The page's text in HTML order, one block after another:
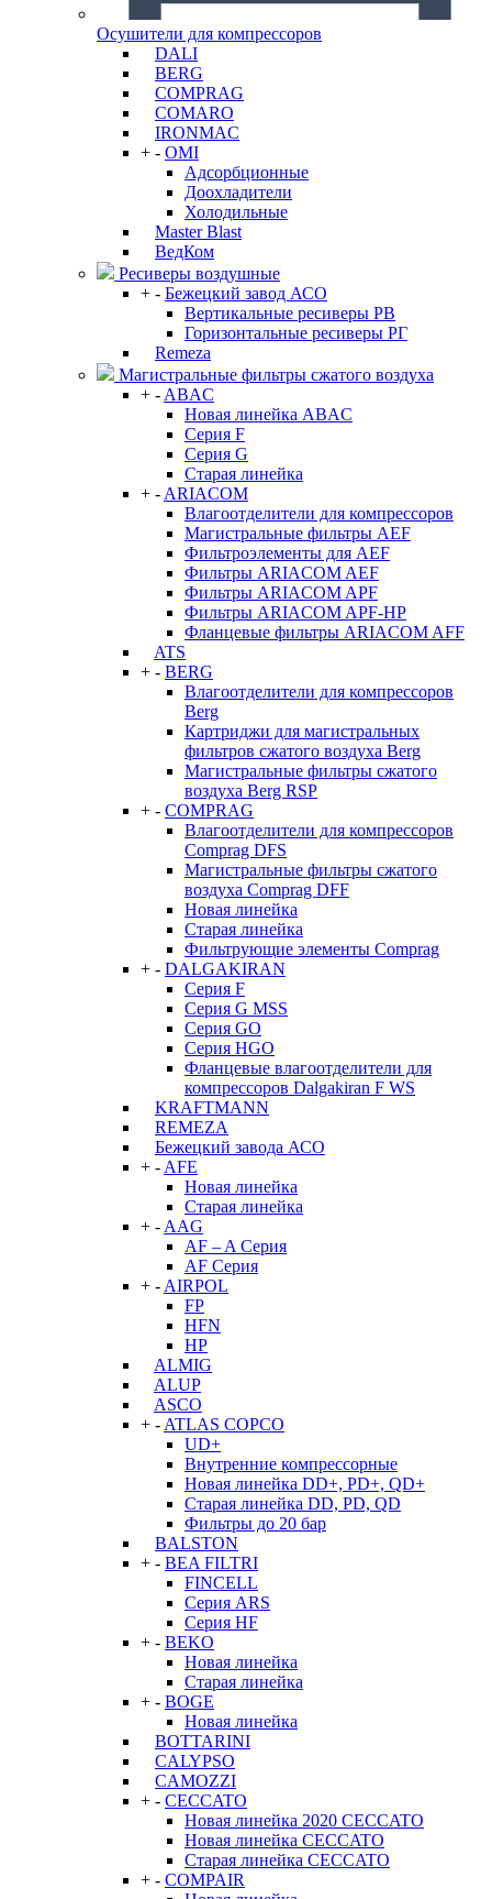
Осушители для компрессоров
DALI
BERG
COMPRAG
COMARO
IRONMAC
+ - OMI
Адсорбционные
Доохладители
Холодильные
Master Blast
ВедКом
Ресиверы воздушные
+ - Бежецкий завод АСО
Вертикальные ресиверы РВ
Горизонтальные ресиверы РГ
Remeza
Магистральные фильтры сжатого воздуха
+ - ABAC
Новая линейка ABAC
Серия F
Серия G
Старая линейка
+ - ARIACOM
Влагоотделители для компрессоров
Магистральные фильтры AEF
Фильтроэлементы для AEF
Фильтры ARIACOM AEF
Фильтры ARIACOM APF
Фильтры ARIACOM APF-HP
Фланцевые фильтры ARIACOM AFF
ATS
+ - BERG
Влагоотделители для компрессоров
Berg
Картриджи для магистральных
фильтров сжатого воздуха Berg
Магистральные фильтры сжатого
воздуха Berg RSP
+ - COMPRAG
Влагоотделители для компрессоров
Comprag DFS
Магистральные фильтры сжатого
воздуха Comprag DFF
Новая линейка
Старая линейка
Фильтрующие элементы Comprag
+ - DALGAKIRAN
Серия F
Серия G MSS
Серия GO
Серия HGO
Фланцевые влагоотделители для
компрессоров Dalgakiran F WS
KRAFTMANN
REMEZA
Бежецкий завода АСО
+ - AFE
Новая линейка
Старая линейка
+ - AAG
AF – A Серия
AF Серия
+ - AIRPOL
FP
HFN
HP
ALMIG
ALUP
ASCO
+ - ATLAS COPCO
UD+
Внутренние компрессорные
Новая линейка DD+, PD+, QD+
Старая линейка DD, PD, QD
Фильтры до 20 бар
BALSTON
+ - BEA FILTRI
FINCELL
Серия ARS
Серия HF
+ - BEKO
Новая линейка
Старая линейка
+ - BOGE
Новая линейка
BOTTARINI
CALYPSO
CAMOZZI
+ - CECCATO
Новая линейка 2020 CECCATO
Новая линейка CECCATO
Старая линейка CECCATO
+ - COMPAIR